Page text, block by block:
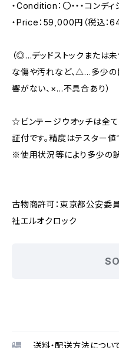
・Condition：〇・・・コンデ
・Price：59,000円（税込
（◎…デッドストックまたは
な傷や汚れなど、△…多少
響がない、×…不具合あり）
☆ビンテージウオッチは全て
証付です。精度はテスター
※使用状況等により多少の
古物商許可：東京都公安
社エルオクロック
送料・配送方法につい